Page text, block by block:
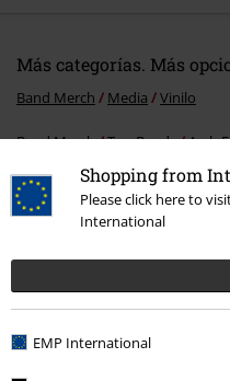
Shopping from
Please click here to
International
EMP International
Más categorías. Más
Band Merch Media Vinilo
Band Merch Top Bands Arch
Band Merch Género Melodic
Media Vinyl
E-mail Newsletter